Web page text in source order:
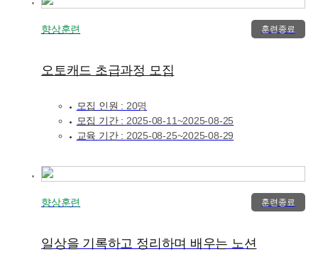
향상훈련 훈련종료
오토캐드 초급과정 모집
모집 인원 : 20명
모집 기간 : 2025-08-11~2025-08-25
교육 기간 : 2025-08-25~2025-08-29
향상훈련 훈련종료
일상을 기록하고 정리하며 배우는 노션